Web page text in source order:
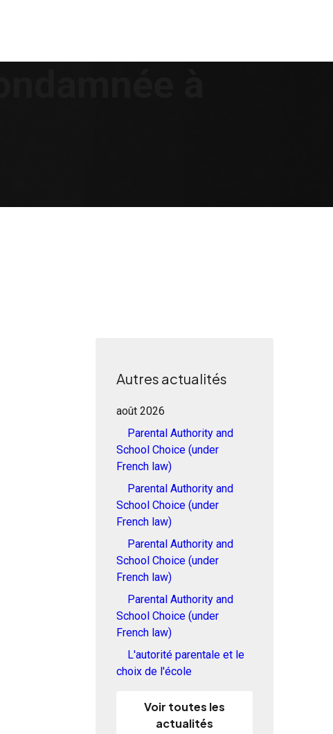
Autres actualités
août 2026
Parental Authority and
School Choice (under
French law)
Parental Authority and
School Choice (under
French law)
Parental Authority and
School Choice (under
French law)
Parental Authority and
School Choice (under
French law)
L'autorité parentale et le
choix de l'école
Voir toutes les
actualités